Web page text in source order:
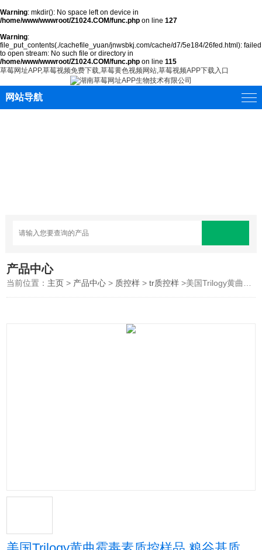
Warning: mkdir(): No space left on device in
/home/www/wwwroot/Z1024.COM/func.php on line 127
Warning:
file_put_contents(./cachefile_yuan/jnwsbkj.com/cache/d7/5e184/26fed.html): failed
to open stream: No such file or directory in
/home/www/wwwroot/Z1024.COM/func.php on line 115
草莓网址APP,草莓视频免费下载,草莓黄色视频网站,草莓视频APP下载入口
网站导航
产品中心
当前位置： 主页 > 产品中心 > 质控样 >tr质控样 >美国Trilogy黄曲霉毒素质控样品 粮谷基质